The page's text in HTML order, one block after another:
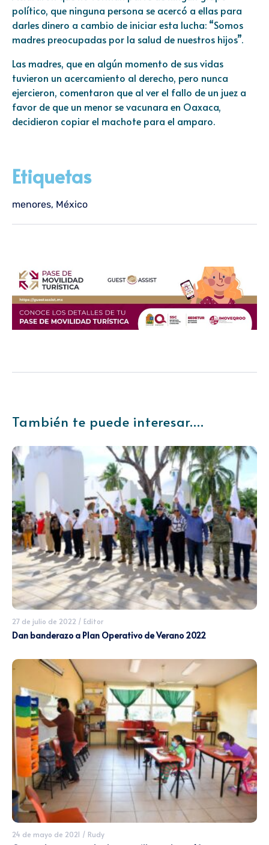
político, que ninguna persona se acercó a ellas para
darles dinero a cambio de iniciar esta lucha: “Somos
madres preocupadas por la salud de nuestros hijos”.
Las madres, que en algún momento de sus vidas
tuvieron un acercamiento al derecho, pero nunca
ejercieron, comentaron que al ver el fallo de un juez a
favor de que un menor se vacunara en Oaxaca,
decidieron copiar el machote para el amparo.
Etiquetas
menores, México
También te puede interesar....
27 de julio de 2022 / Editor
Dan banderazo a Plan Operativo de Verano 2022
24 de mayo de 2021 / Rudy